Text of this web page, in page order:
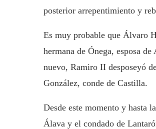
posterior arrepentimiento y
Es muy probable que Álvaro
hermana de Ónega, esposa
nuevo, Ramiro II desposeyó
González, conde de Castilla.
Desde este momento y hasta
Álava y el condado de